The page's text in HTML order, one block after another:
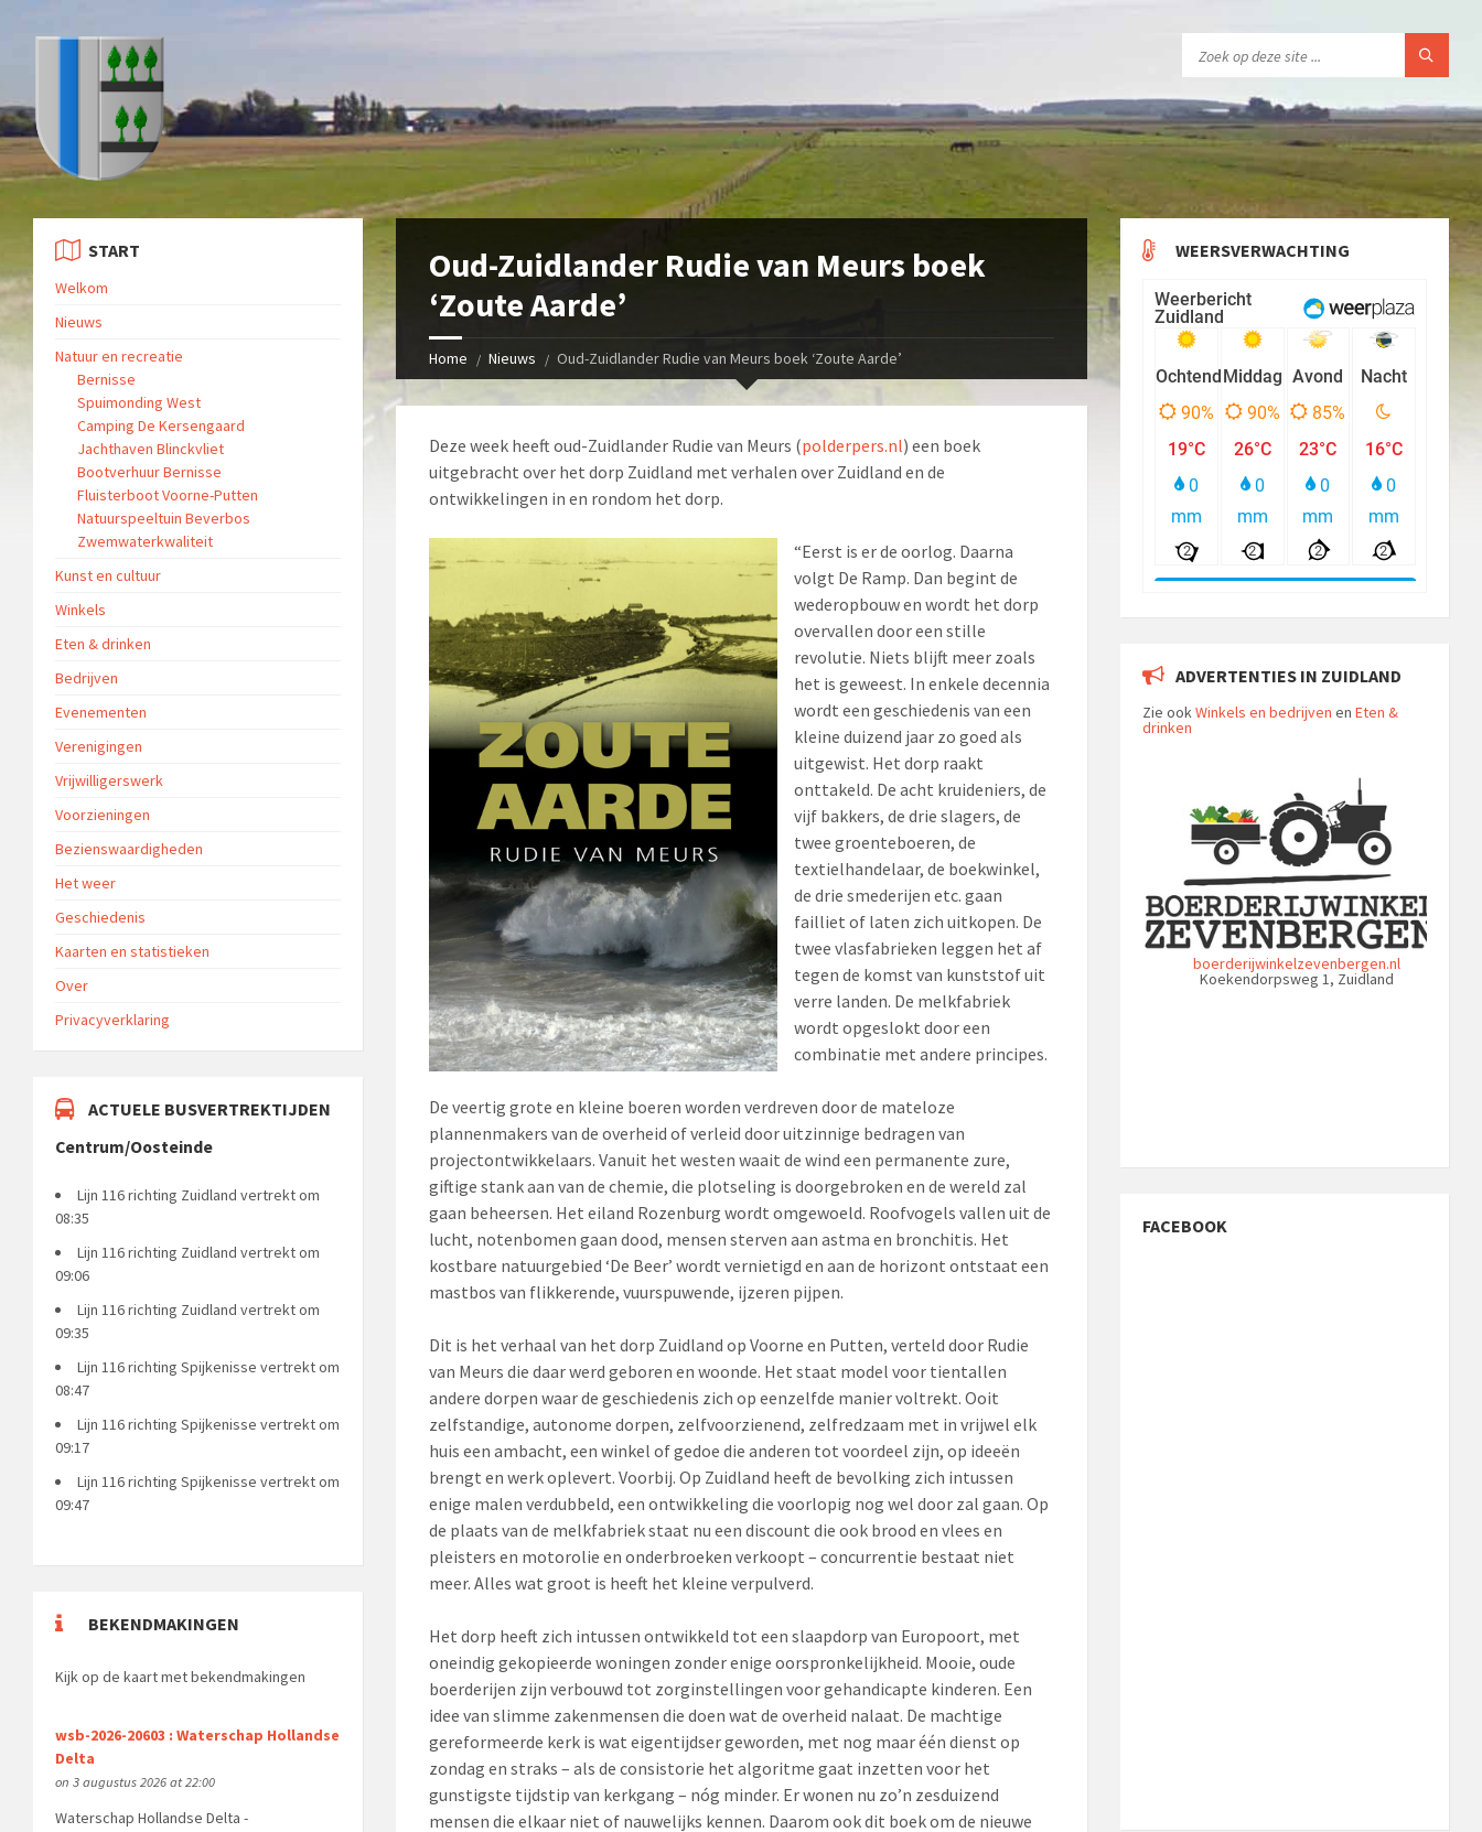
Oud-Zuidlander Rudie van Meurs boek
‘Zoute Aarde’
Home Nieuws Oud-Zuidlander Rudie van Meurs boek ‘Zoute Aarde’
Deze week heeft oud-Zuidlander Rudie van Meurs (polderpers.nl) een boek
uitgebracht over het dorp Zuidland met verhalen over Zuidland en de
ontwikkelingen in en rondom het dorp.
“Eerst is er de oorlog. Daarna
volgt De Ramp. Dan begint de
wederopbouw en wordt het dorp
overvallen door een stille
revolutie. Niets blijft meer zoals
het is geweest. In enkele decennia
wordt een geschiedenis van een
kleine duizend jaar zo goed als
uitgewist. Het dorp raakt
onttakeld. De acht kruideniers, de
vijf bakkers, de drie slagers, de
twee groenteboeren, de
textielhandelaar, de boekwinkel,
de drie smederijen etc. gaan
failliet of laten zich uitkopen. De
twee vlasfabrieken leggen het af
tegen de komst van kunststof uit
verre landen. De melkfabriek
wordt opgeslokt door een
combinatie met andere principes.
De veertig grote en kleine boeren worden verdreven door de mateloze
plannenmakers van de overheid of verleid door uitzinnige bedragen van
projectontwikkelaars. Vanuit het westen waait de wind een permanente zure,
giftige stank aan van de chemie, die plotseling is doorgebroken en de wereld zal
gaan beheersen. Het eiland Rozenburg wordt omgewoeld. Roofvogels vallen uit de
lucht, notenbomen gaan dood, mensen sterven aan astma en bronchitis. Het
kostbare natuurgebied ‘De Beer’ wordt vernietigd en aan de horizont ontstaat een
mastbos van flikkerende, vuurspuwende, ijzeren pijpen.
Dit is het verhaal van het dorp Zuidland op Voorne en Putten, verteld door Rudie
van Meurs die daar werd geboren en woonde. Het staat model voor tientallen
andere dorpen waar de geschiedenis zich op eenzelfde manier voltrekt. Ooit
zelfstandige, autonome dorpen, zelfvoorzienend, zelfredzaam met in vrijwel elk
huis een ambacht, een winkel of gedoe die anderen tot voordeel zijn, op ideeën
brengt en werk oplevert. Voorbij. Op Zuidland heeft de bevolking zich intussen
enige malen verdubbeld, een ontwikkeling die voorlopig nog wel door zal gaan. Op
de plaats van de melkfabriek staat nu een discount die ook brood en vlees en
pleisters en motorolie en onderbroeken verkoopt – concurrentie bestaat niet
meer. Alles wat groot is heeft het kleine verpulverd.
Het dorp heeft zich intussen ontwikkeld tot een slaapdorp van Europoort, met
oneindig gekopieerde woningen zonder enige oorspronkelijkheid. Mooie, oude
boerderijen zijn verbouwd tot zorginstellingen voor gehandicapte kinderen. Een
idee van slimme zakenmensen die doen wat de overheid nalaat. De machtige
gereformeerde kerk is wat eigentijdser geworden, met nog maar één dienst op
zondag en straks – als de consistorie het algoritme gaat inzetten voor het
gunstigste tijdstip van kerkgang – nóg minder. Er wonen nu zo’n zesduizend
mensen die elkaar niet of nauwelijks kennen. Daarom ook dit boek om de nieuwe
START
Welkom
Nieuws
Natuur en recreatie
Bernisse
Spuimonding West
Camping De Kersengaard
Jachthaven Blinckvliet
Bootverhuur Bernisse
Fluisterboot Voorne-Putten
Natuurspeeltuin Beverbos
Zwemwaterkwaliteit
Kunst en cultuur
Winkels
Eten & drinken
Bedrijven
Evenementen
Verenigingen
Vrijwilligerswerk
Voorzieningen
Bezienswaardigheden
Het weer
Geschiedenis
Kaarten en statistieken
Over
Privacyverklaring
ACTUELE BUSVERTREKTIJDEN
Centrum/Oosteinde
Lijn 116 richting Zuidland vertrekt om
08:35
Lijn 116 richting Zuidland vertrekt om
09:06
Lijn 116 richting Zuidland vertrekt om
09:35
Lijn 116 richting Spijkenisse vertrekt om
08:47
Lijn 116 richting Spijkenisse vertrekt om
09:17
Lijn 116 richting Spijkenisse vertrekt om
09:47
BEKENDMAKINGEN
Kijk op de kaart met bekendmakingen
wsb-2026-20603 : Waterschap Hollandse
Delta
on 3 augustus 2026 at 22:00
Waterschap Hollandse Delta -
WEERSVERWACHTING
ADVERTENTIES IN ZUIDLAND
Zie ookWinkels en bedrijven en Eten &
drinken
boerderijwinkelzevenbergen.nl
Koekendorpsweg 1, Zuidland
FACEBOOK